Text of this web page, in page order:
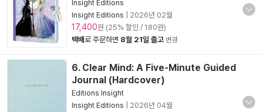
Insight Editions
Insight Editions
2026년 02월
17,400원 (25% 할인 / 180원)
택배로 주문하면 8월 21일 출고 변경
6. Clear Mind: A Five-Minute Guided
Journal (Hardcover)
Editions Insight
Insight Editions
2026년 04월